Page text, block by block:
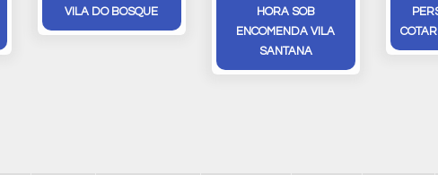
VILA DO BOSQUE
HORA SOB
ENCOMENDA VILA
SANTANA